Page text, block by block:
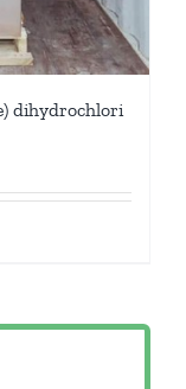
dihydrochlori